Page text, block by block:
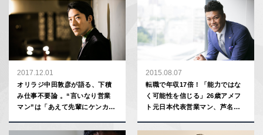
2017.12.01
オリラジ中田敦彦が語る、下積
み仕事不要論 。“言いなり営業
マン”は「あえて先輩にケンカを
2015.08.07
転職で年収17倍！「能力ではな
く可能性を信じる」26歳アメフ
ト元日本代表営業マン、芦名佑